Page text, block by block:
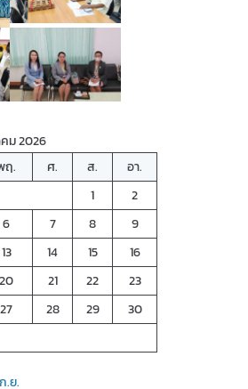
ม 2026
ฤ. ศ. ส.
อา.
1
2
6 7 8
9
13 14 15
16
20 21 22
23
27 28 29
30
.ย.